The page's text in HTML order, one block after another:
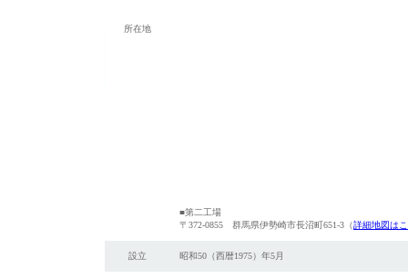
所在地
■第二工場
〒372-0855 群馬県伊勢崎市長沼町651-3（詳細地図は
設立 昭和50（西暦1975）年5月